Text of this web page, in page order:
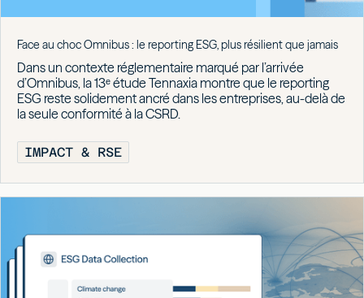
Face au choc Omnibus : le reporting ESG, plus résilient que jamais
Dans un contexte réglementaire marqué par l’arrivée
d’Omnibus, la 13ᵉ étude Tennaxia montre que le reporting
ESG reste solidement ancré dans les entreprises, au-delà de
la seule conformité à la CSRD.
IMPACT & RSE